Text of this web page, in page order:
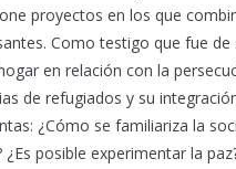
proyectos en los que
Como testigo que fue de
en relación con la
de refugiados y su
¿Cómo se familiariza la
posible experimentar la